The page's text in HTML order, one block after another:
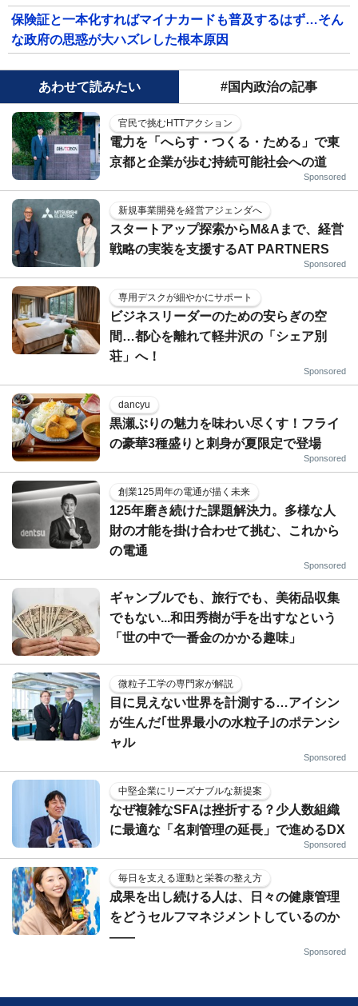
保険証と一本化すればマイナカードも普及するはず…そん
な政府の思惑が大ハズレした根本原因
あわせて読みたい #国内政治の記事
官民で挑むHTTアクション
電力を「へらす・つくる・ためる」で東
京都と企業が歩む持続可能社会への道
Sponsored
新規事業開発を経営アジェンダへ
スタートアップ探索からM&Aまで、経営
戦略の実装を支援するAT PARTNERS
Sponsored
専用デスクが細やかにサポート
ビジネスリーダーのための安らぎの空
間…都心を離れて軽井沢の「シェア別
荘」へ！
Sponsored
dancyu
黒瀬ぶりの魅力を味わい尽くす！フライ
の豪華3種盛りと刺身が夏限定で登場
Sponsored
創業125周年の電通が描く未来
125年磨き続けた課題解決力。多様な人
財の才能を掛け合わせて挑む、これから
の電通
Sponsored
ギャンブルでも、旅行でも、美術品収集
でもない...和田秀樹が手を出すなという
「世の中で一番金のかかる趣味」
微粒子工学の専門家が解説
目に見えない世界を計測する…アイシン
が生んだ｢世界最小の水粒子｣のポテンシ
ャル
Sponsored
中堅企業にリーズナブルな新提案
なぜ複雑なSFAは挫折する？少人数組織
に最適な「名刺管理の延長」で進めるDX
Sponsored
毎日を支える運動と栄養の整え方
成果を出し続ける人は、日々の健康管理
をどうセルフマネジメントしているのか
——
Sponsored